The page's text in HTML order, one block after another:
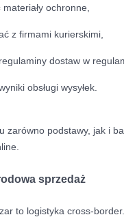
ochronne,
z firmami kurierskimi,
dostaw w
obsługi wysyłek.
zarówno podstawy, jak i
sprzedaż
to logistyka cross-